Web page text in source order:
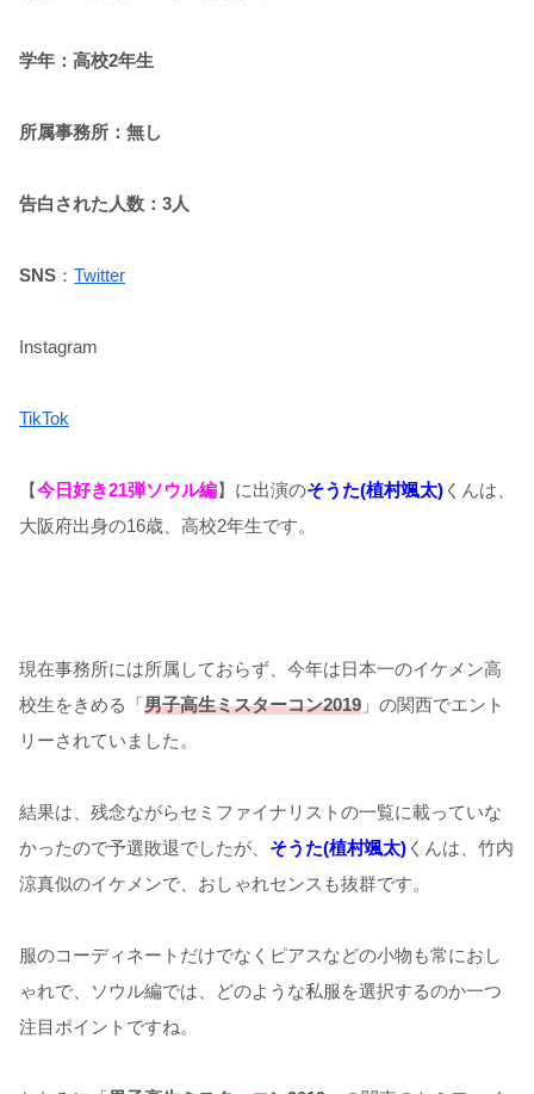
学年：高校2年生
所属事務所：無し
告白された人数：3人
SNS ： Twitter
Instagram
TikTok
【今日好き21弾ソウル編】に出演のそうた(植村颯太) くんは、
大阪府出身の16歳、高校2年生です。
現在事務所には所属しておらず、今年は日本一のイケメン高
校生をきめる「男子高生ミスターコン2019 」の関西でエント
リーされていました。
結果は、残念ながらセミファイナリストの一覧に載っていな
かったので予選敗退でしたが、 そうた(植村颯太) くんは、竹内
涼真似のイケメンで、おしゃれセンスも抜群です。
服のコーディネートだけでなくピアスなどの小物も常におし
ゃれで、ソウル編では、どのような私服を選択するのか一つ
注目ポイントですね。